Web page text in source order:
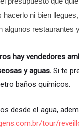
ni bien
algunos restaurantes
hay vendedores
y aguas. Si te
baños químicos.
desde el agua,
br/tour/